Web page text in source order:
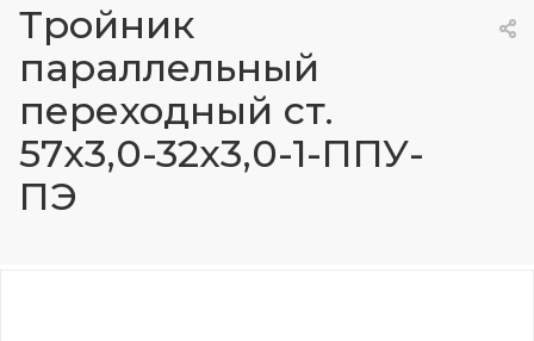
Тройник
параллельный
переходный ст.
57х3,0-32х3,0-1-ППУ-
ПЭ